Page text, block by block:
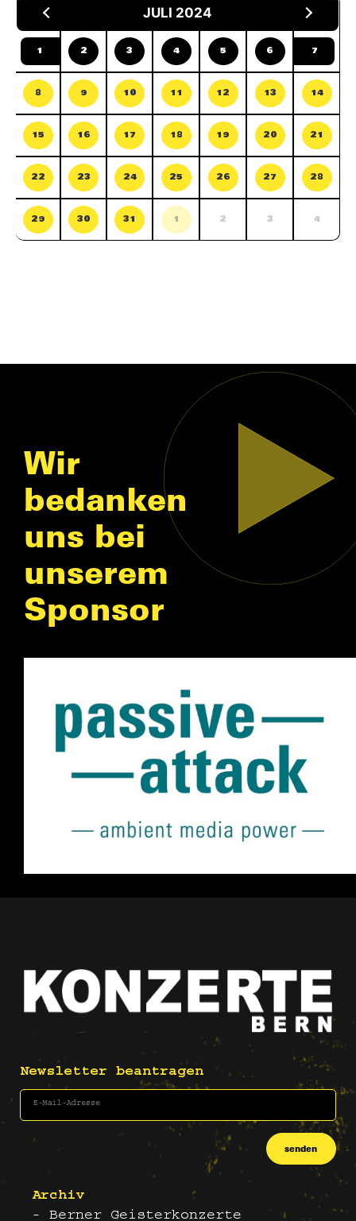
JULI 2024
1 2 3 4 5 6 7
8 9 10 11 12 13 14
15 16 17 18 19 20 21
22 23 24 25 26 27 28
29 30 31 1 2 3 4
Wir
bedanken
uns bei
unserem
Sponsor
Newsletter beantragen
senden
Archiv
- Berner Geisterkonzerte